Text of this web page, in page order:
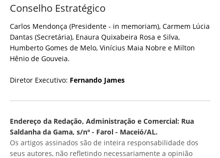
Conselho Estratégico
Carlos Mendonça (Presidente - in memoriam), Carmem Lúcia
Dantas (Secretária), Enaura Quixabeira Rosa e Silva,
Humberto Gomes de Melo, Vinícius Maia Nobre e Milton
Hênio de Gouveia.
Diretor Executivo: Fernando James
Endereço da Redação, Administração e Comercial: Rua
Saldanha da Gama, s/nº - Farol - Maceió/AL.
Os artigos assinados são de inteira responsabilidade dos
seus autores, não refletindo necessariamente a opinião